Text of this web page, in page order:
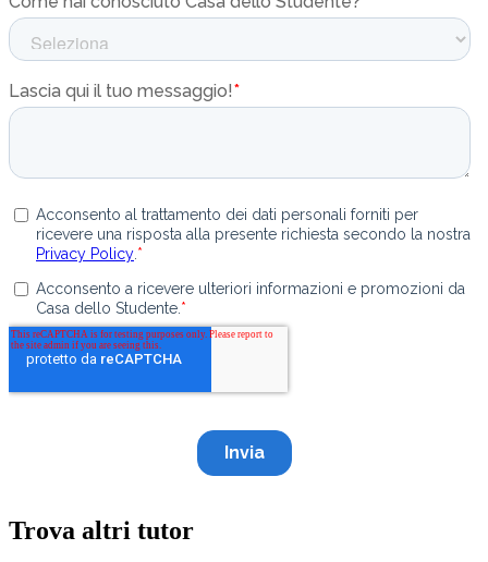
Trova altri tutor